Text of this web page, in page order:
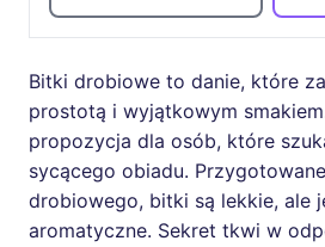
Bitki drobiowe to danie, które
prostotą i wyjątkowym
propozycja dla osób, które
sycącego obiadu.
drobiowego, bitki są lekkie, ale
aromatyczne. Sekret tkwi w